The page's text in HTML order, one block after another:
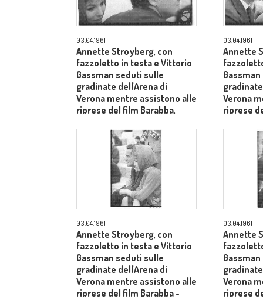
03.04.1961
Annette Stroyberg, con
fazzoletto in testa e Vittorio
Gassman seduti sulle
gradinate dell'Arena di
Verona mentre assistono alle
riprese del film Barabba,
Laurentiis - primo piano
03.04.1961
Annette
Verona
riprese
03.04.1961
Annette Stroyberg, con
fazzoletto in testa e Vittorio
Gassman seduti sulle
gradinate dell'Arena di
Verona mentre assistono alle
riprese del film Barabba -
03.04.1961
Annette
Verona
riprese